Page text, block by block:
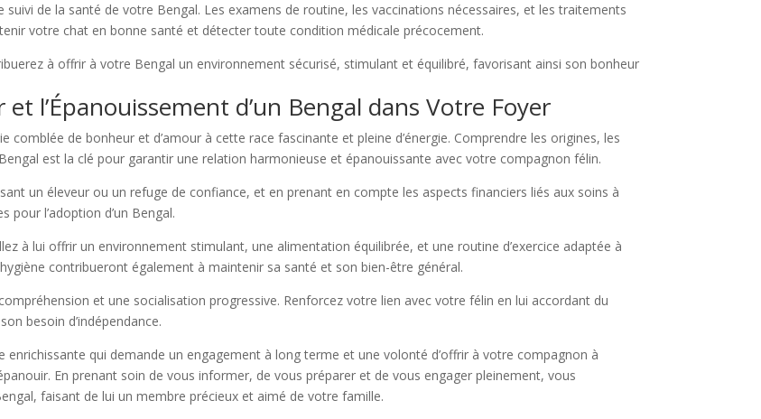
de la santé de votre Bengal. Les examens de routine, les vaccinations nécessaires, et les traitements
votre chat en bonne santé et détecter toute condition médicale précocement.
à offrir à votre Bengal un environnement sécurisé, stimulant et équilibré, favorisant ainsi son bonheur
l’Épanouissement d’un Bengal dans Votre Foyer
de bonheur et d’amour à cette race fascinante et pleine d’énergie. Comprendre les origines, les
est la clé pour garantir une relation harmonieuse et épanouissante avec votre compagnon félin.
un éleveur ou un refuge de confiance, et en prenant en compte les aspects financiers liés aux soins à
l’adoption d’un Bengal.
à lui offrir un environnement stimulant, une alimentation équilibrée, et une routine d’exercice adaptée à
contribueront également à maintenir sa santé et son bien-être général.
et une socialisation progressive. Renforcez votre lien avec votre félin en lui accordant du
besoin d’indépendance.
enrichissante qui demande un engagement à long terme et une volonté d’offrir à votre compagnon à
En prenant soin de vous informer, de vous préparer et de vous engager pleinement, vous
faisant de lui un membre précieux et aimé de votre famille.